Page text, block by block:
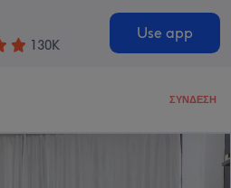
130K
Use app
ΣΎΝΔΕΣΗ